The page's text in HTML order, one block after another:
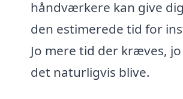
håndværkere kan give
den estimerede tid for
Jo mere tid der kræves,
det naturligvis blive.